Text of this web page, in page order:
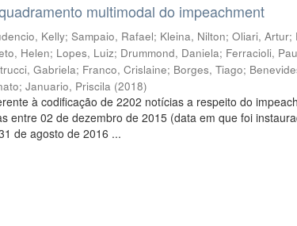
multimodal do impeachment
Kelly;Sampaio, Rafael; Kleina, Nilton;Oliari, Artur;
Helen; Lopes, Luiz; Drummond, Daniela; Ferracioli,
Gabriela; Franco, Crislaine; Borges, Tiago;
;Januario, Priscila (2018)
à codificação de 2202 notícias a respeito do
entre 02 de dezembro de 2015 (data em que foi
de agosto de 2016 ...